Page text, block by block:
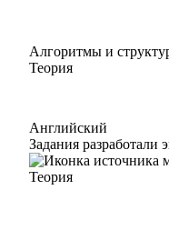
Алгоритмы и
Теория
Английский
Задания разработали
Теория